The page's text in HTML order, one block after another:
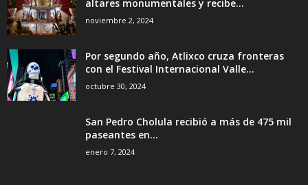
altares monumentales y recibe...
noviembre 2, 2024
Por segundo año, Atlixco cruza fronteras
con el Festival Internacional Valle...
octubre 30, 2024
San Pedro Cholula recibió a más de 475 mil
paseantes en...
enero 7, 2024